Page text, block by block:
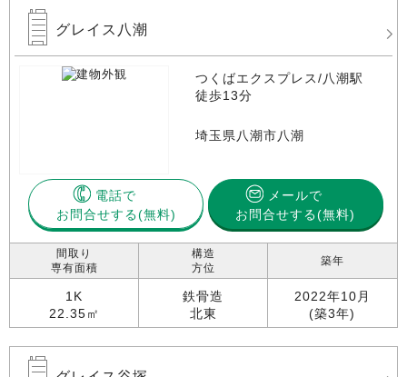
グレイス八潮
つくばエクスプレス/八潮駅
徒歩13分
埼玉県八潮市八潮
電話で
お問合せする
メールで
お問合せする(無料)
間取り
専有面積
1K
22.35㎡
構造
方位
鉄骨造
北東
築年
2022年10月
(築3年)